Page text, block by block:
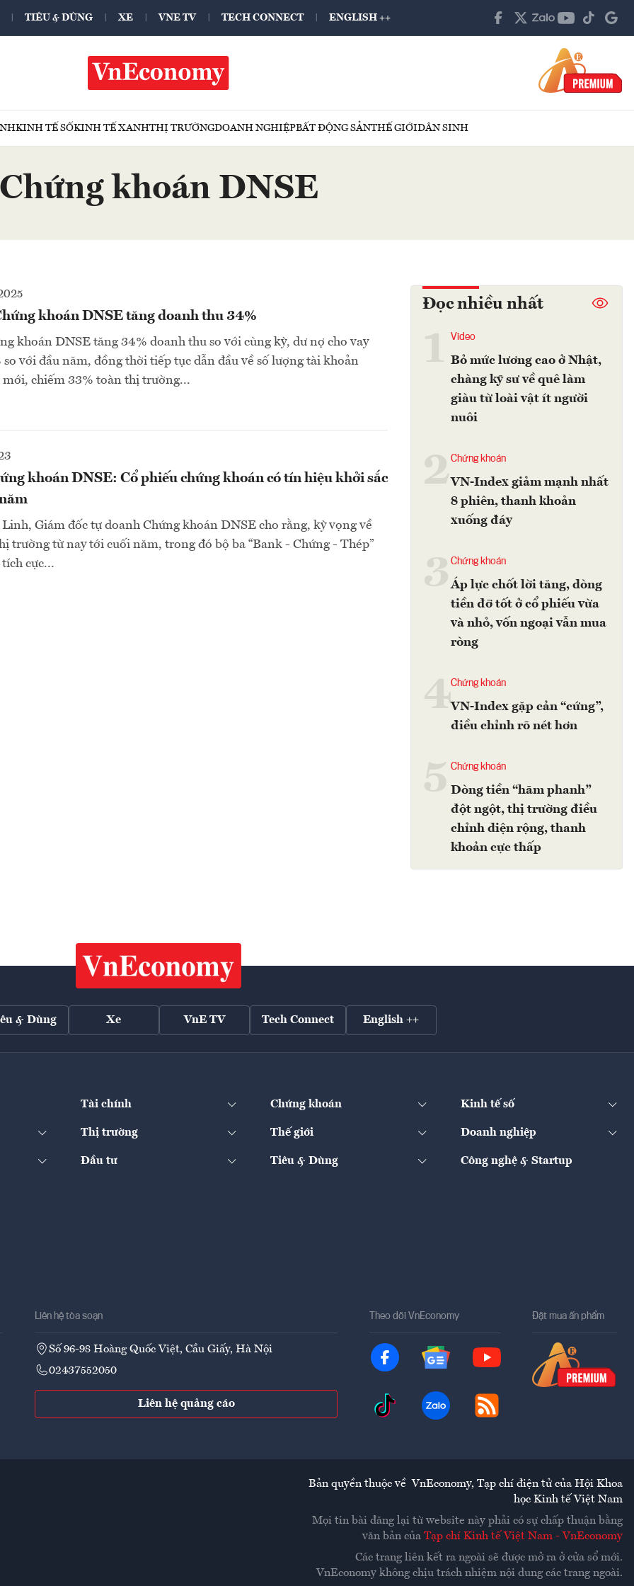
TIÊU & DÙNG XE VNE TV TECH CONNECT ENGLISH ++
KINH TẾ SỐKINH TẾ XANHTHỊ TRƯỜNGDOANH NGHIỆPBẤT ĐỘNG SẢNTHẾ GIỚIDÂN SINH
khoán DNSE
khoán DNSE tăng doanh thu 34%
khoán DNSE tăng 34% doanh thu so với cùng kỳ, dư nợ cho vay
với đầu năm, đồng thời tiếp tục dẫn đầu về số lượng tài khoản
chiếm 33% toàn thị trường...
khoán DNSE: Cổ phiếu chứng khoán có tín hiệu khởi sắc
Giám đốc tự doanh Chứng khoán DNSE cho rằng, kỳ vọng về
trường từ nay tới cuối năm, trong đó bộ ba “Bank - Chứng - Thép”
cực...
Đọc nhiều nhất
Video
Bỏ mức lương cao ở Nhật,
chàng kỹ sư về quê làm
giàu từ loài vật ít người
nuôi
2Chứng khoán
VN-Index giảm mạnh nhất
8 phiên, thanh khoản
xuống đáy
Chứng khoán
Áp lực chốt lời tăng, dòng
tiền đỡ tốt ở cổ phiếu vừa
và nhỏ, vốn ngoại vẫn mua
ròng
4Chứng khoán
VN-Index gặp cản “cứng”,
điều chỉnh rõ nét hơn
Chứng khoán
Dòng tiền “hãm phanh”
đột ngột, thị trường điều
chỉnh diện rộng, thanh
khoản cực thấp
& Dùng Xe VnE TV Tech Connect English ++
Tài chính Chứng khoán Kinh tế số
Thị trường Thế giới Doanh nghiệp
Đầu tư Tiêu & Dùng Công nghệ & Startup
Liên hệ tòa soạn
Số 96-98 Hoàng Quốc Việt, Cầu Giấy, Hà Nội
02437552050
Liên hệ quảng cáo
Theo dõi VnEconomy Đặt mua ấn phẩm
Bản quyền thuộc về VnEconomy, Tạp chí điện tử của Hội Khoa
học Kinh tế Việt Nam
Mọi tin bài đăng lại từ website này phải có sự chấp thuận bằng
văn bản của Tạp chí Kinh tế Việt Nam - VnEconomy
Các trang liên kết ra ngoài sẽ được mở ra ở cửa sổ mới.
VnEconomy không chịu trách nhiệm nội dung các trang ngoài.